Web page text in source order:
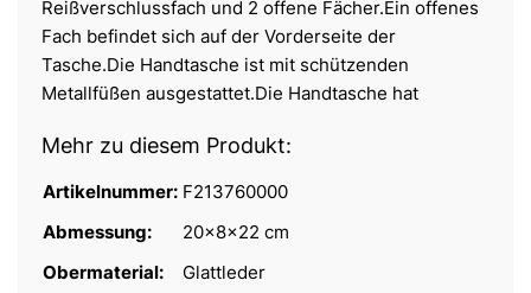
Reißverschlussfach und 2 offene Fächer.Ein offenes
Fach befindet sich auf der Vorderseite der
Tasche.Die Handtasche ist mit schützenden
Metallfüßen ausgestattet.Die Handtasche hat
Mehr zu diesem Produkt:
Artikelnummer: F213760000
Abmessung:
20x8x22 cm
Obermaterial:
Glattleder